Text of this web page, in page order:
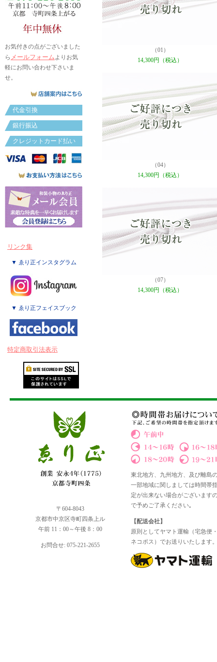
お気付きの点がございました
ら メールフォームよりお気
軽にお問い合わせ下さいま
せ。
代金引換
銀行振込
クレジットカード払い
リンク集
▼ ゑり正インスタグラム
▼ ゑり正フェイスブック
特定商取引法表示
（01）
14,300円（税込）
（04）
14,300円（税込）
（07）
14,300円（税込）
〒604-8043
京都市中京区寺町四条上ル
午前 11：00～午後 8：00
お問合せ: 075-221-2655
東北地方、九州地方、及び離島
一部地域に関しましては時間帯
定が出来ない場合がございます
で予めご了承ください｡
【配送会社】
原則としてヤマト運輸（宅急便
ネコポス）でお送りいたします